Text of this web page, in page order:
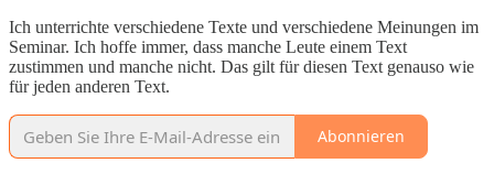
Ich unterrichte verschiedene Texte und verschiedene Meinungen im
Seminar. Ich hoffe immer, dass manche Leute einem Text
zustimmen und manche nicht. Das gilt für diesen Text genauso wie
für jeden anderen Text.
Abonnieren